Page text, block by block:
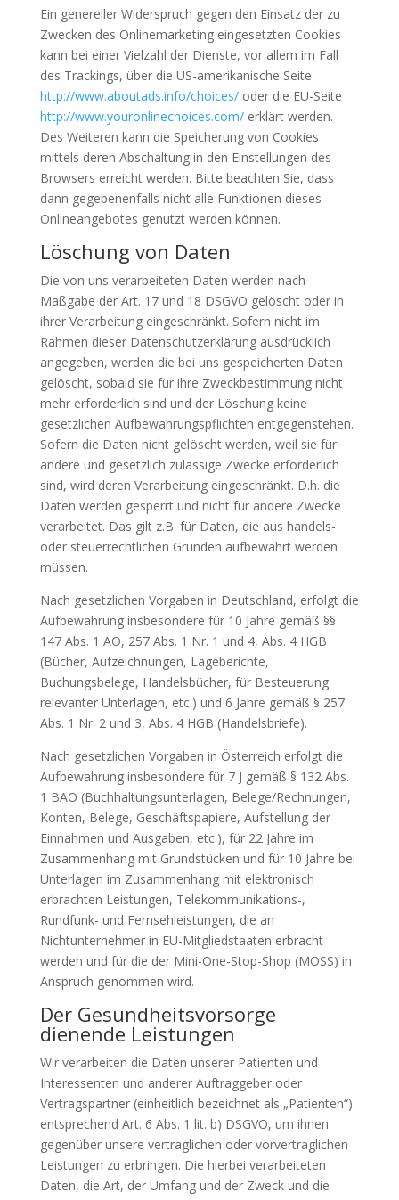
Ein genereller Widerspruch gegen den Einsatz der zu
Zwecken des Onlinemarketing eingesetzten Cookies
kann bei einer Vielzahl der Dienste, vor allem im Fall
des Trackings, über die US-amerikanische Seite
http://www.aboutads.info/choices/oder die EU-Seite
http://www.youronlinechoices.com/erklärt werden.
Des Weiteren kann die Speicherung von Cookies
mittels deren Abschaltung in den Einstellungen des
Browsers erreicht werden. Bitte beachten Sie, dass
dann gegebenenfalls nicht alle Funktionen dieses
Onlineangebotes genutzt werden können.
Löschung von Daten
Die von uns verarbeiteten Daten werden nach
Maßgabe der Art. 17 und 18 DSGVO gelöscht oder in
ihrer Verarbeitung eingeschränkt. Sofern nicht im
Rahmen dieser Datenschutzerklärung ausdrücklich
angegeben, werden die bei uns gespeicherten Daten
gelöscht, sobald sie für ihre Zweckbestimmung nicht
mehr erforderlich sind und der Löschung keine
gesetzlichen Aufbewahrungspflichten entgegenstehen.
Sofern die Daten nicht gelöscht werden, weil sie für
andere und gesetzlich zulässige Zwecke erforderlich
sind, wird deren Verarbeitung eingeschränkt. D.h. die
Daten werden gesperrt und nicht für andere Zwecke
verarbeitet. Das gilt z.B. für Daten, die aus handels-
oder steuerrechtlichen Gründen aufbewahrt werden
müssen.
Nach gesetzlichen Vorgaben in Deutschland, erfolgt die
Aufbewahrung insbesondere für 10 Jahre gemäß §§
147 Abs. 1 AO, 257 Abs. 1 Nr. 1 und 4, Abs. 4 HGB
(Bücher, Aufzeichnungen, Lageberichte,
Buchungsbelege, Handelsbücher, für Besteuerung
relevanter Unterlagen, etc.) und 6 Jahre gemäß § 257
Abs. 1 Nr. 2 und 3, Abs. 4 HGB (Handelsbriefe).
Nach gesetzlichen Vorgaben in Österreich erfolgt die
Aufbewahrung insbesondere für 7 J gemäß § 132 Abs.
1 BAO (Buchhaltungsunterlagen, Belege/Rechnungen,
Konten, Belege, Geschäftspapiere, Aufstellung der
Einnahmen und Ausgaben, etc.), für 22 Jahre im
Zusammenhang mit Grundstücken und für 10 Jahre bei
Unterlagen im Zusammenhang mit elektronisch
erbrachten Leistungen, Telekommunikations-,
Rundfunk- und Fernsehleistungen, die an
Nichtunternehmer in EU-Mitgliedstaaten erbracht
werden und für die der Mini-One-Stop-Shop (MOSS) in
Anspruch genommen wird.
Der Gesundheitsvorsorge
dienende Leistungen
Wir verarbeiten die Daten unserer Patienten und
Interessenten und anderer Auftraggeber oder
Vertragspartner (einheitlich bezeichnet als „Patienten“)
entsprechend Art. 6 Abs. 1 lit. b) DSGVO, um ihnen
gegenüber unsere vertraglichen oder vorvertraglichen
Leistungen zu erbringen. Die hierbei verarbeiteten
Daten, die Art, der Umfang und der Zweck und die